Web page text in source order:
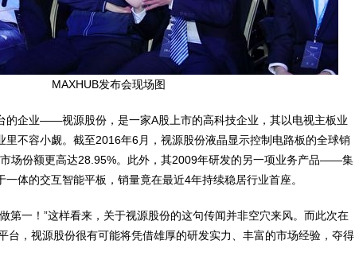
MAXHUB发布会现场图
的企业——视源股份，是一家A股上市的高科技企业，其以电视主板业
里不容小觑。截至2016年6月，视源股份液晶显示控制电路板的全球销
场份额更高达28.95%。此外，其2009年研发的另一项业务产品——集
体的交互智能平板，销量竟在最近4年持续稳居行业首座。
第一！”这样看来，关于视源股份的这句传闻并非空穴来风。而此次在
台，视源股份很有可能将凭借雄厚的研发实力、丰富的市场经验，夺得